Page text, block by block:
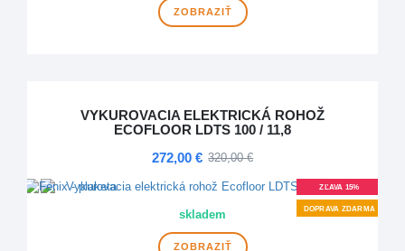
ZOBRAZIŤ
VYKUROVACIA ELEKTRICKÁ ROHOŽ
ECOFLOOR LDTS 100 / 11,8
272,00 € 320,00 €
ZĽAVA 15%
DOPRAVA ZDARMA
skladem
ZOBRAZIŤ